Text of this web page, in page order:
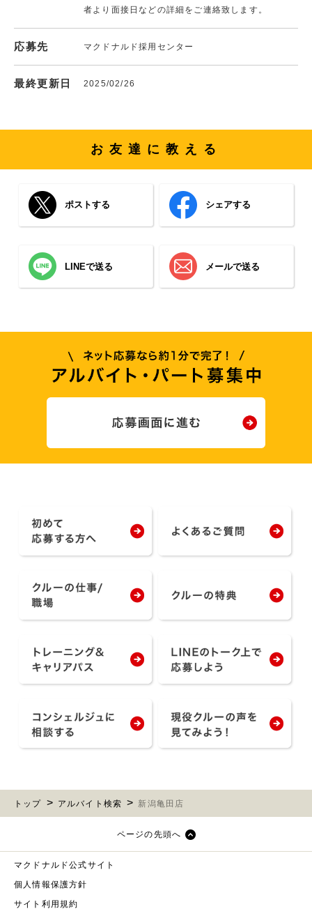
者より面接日などの詳細をご連絡致します。
応募先 マクドナルド採用センター
最終更新日 2025/02/26
お友達に教える
ポストする シェアする
LINEで送る メールで送る
トップ アルバイト検索 新潟亀田店
ページの先頭へ
マクドナルド公式サイト
個人情報保護方針
サイト利用規約